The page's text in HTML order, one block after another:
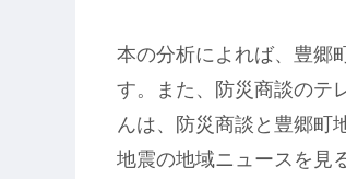
本の分析によれば、豊郷
す。また、防災商談のテ
んは、防災商談と豊郷町
地震の地域ニュースを見